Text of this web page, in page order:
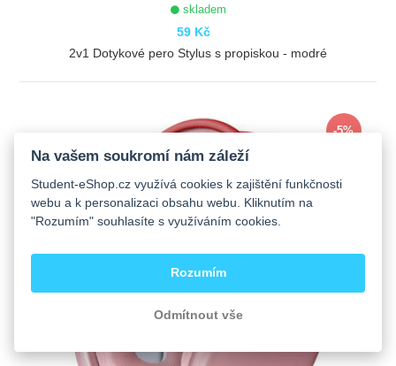
skladem
59 Kč
2v1 Dotykové pero Stylus s propiskou - modré
-5%
Na vašem soukromí nám záleží
Student-eShop.cz využívá cookies k zajištění funkčnosti
webu a k personalizaci obsahu webu. Kliknutím na
"Rozumím" souhlasíte s využíváním cookies.
Rozumím
Odmítnout vše